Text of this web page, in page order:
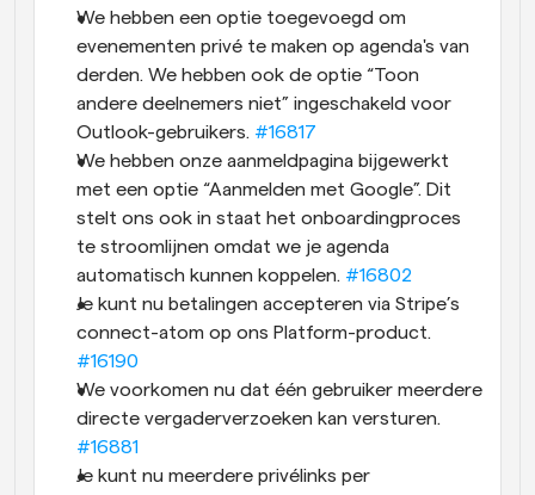
We hebben een optie toegevoegd om
evenementen privé te maken op agenda's van
derden. We hebben ook de optie “Toon
andere deelnemers niet” ingeschakeld voor
Outlook-gebruikers. #16817
We hebben onze aanmeldpagina bijgewerkt
met een optie “Aanmelden met Google”. Dit
stelt ons ook in staat het onboardingproces
te stroomlijnen omdat we je agenda
automatisch kunnen koppelen. #16802
Je kunt nu betalingen accepteren via Stripe’s
#16190
We voorkomen nu dat één gebruiker meerdere
#16881
Je kunt nu meerdere privélinks per